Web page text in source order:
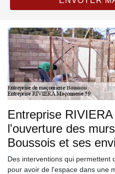
Entreprise
l'ouverture des
Boussois et ses
Des interventions qui permettent
pour avoir de l'espace dans une